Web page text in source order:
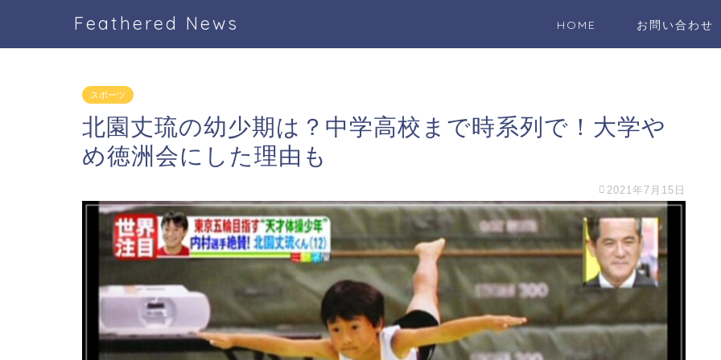
Feathered News HOME お問い合わせ
スポーツ
北園丈琉の幼少期は？中学高校まで時系列で！大学や
め徳洲会にした理由も
2021年7月15日